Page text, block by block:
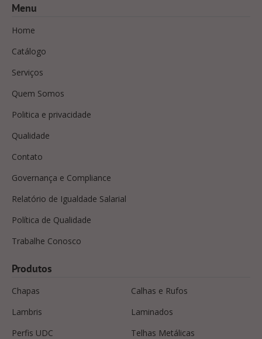
Menu
Home
Catálogo
Serviços
Quem Somos
Politica e privacidade
Qualidade
Contato
Governança e Compliance
Relatório de Igualdade Salarial
Política de Qualidade
Trabalhe Conosco
Produtos
Chapas
Calhas e Rufos
Lambris
Laminados
Perfis UDC
Telhas Metálicas